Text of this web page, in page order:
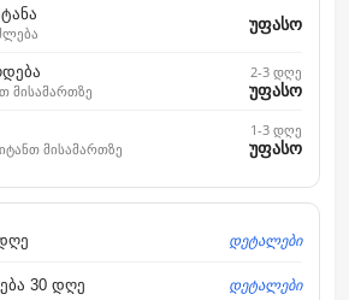
უფასო
მისამართზე
2-3 დღე
უფასო
მისამართზე
1-3 დღე
უფასო
დეტალები
30 დღე დეტალები